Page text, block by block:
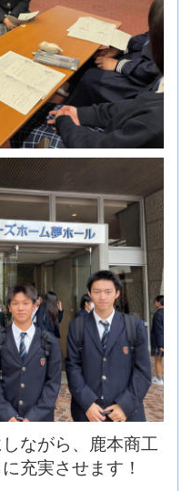
ながら、鹿本商工
充実させます！